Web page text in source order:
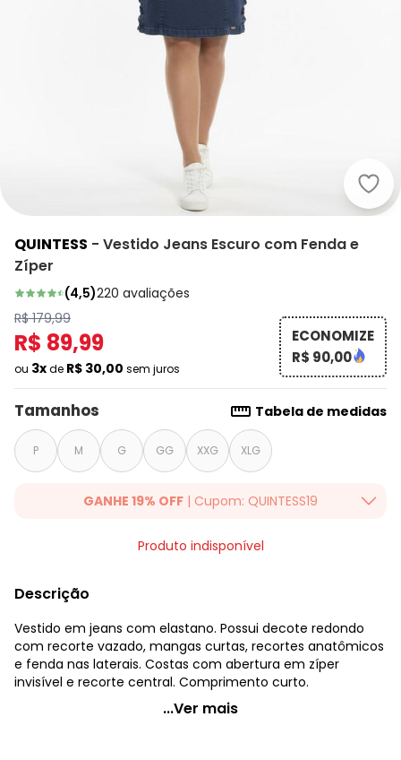
QUINTESS - Vestido Jeans Escuro com Fenda e
Zíper
(4,5)220 avaliações
R$ 179,99
R$ 89,99
ou 3xde R$ 30,00 sem juros
ECONOMIZE
R$ 90,00
Tamanhos Tabela de medidas
P M G GG XXG XLG
GANHE 19% OFF | Cupom: QUINTESS19
QUINTESS19. Válido para toda loja Quintess, até 07/08/2026.
Produto indisponível
Descrição
Vestido em jeans com elastano. Possui decote redondo
com recorte vazado, mangas curtas, recortes anatômicos
e fenda nas laterais. Costas com abertura em zíper
invisível e recorte central. Comprimento curto.
Quintess - Vestido Jeans Escuro com Fenda e Zíper
...Ver mais